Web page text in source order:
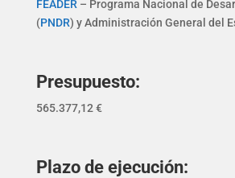
FEADER – Programa Nacional de
(PNDR) y Administración General del
Presupuesto:
565.377,12 €
Plazo de ejecución: